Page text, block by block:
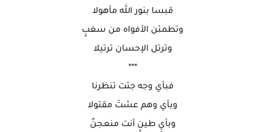
قبسا بنور الله مأهولا
وتطمئن الأفواه من سغبٍ
وترتل الإحسان ترتيلا
***
فبأي وجه جئت تنظرنا
وبأي وهم عشتَ مقتولا
وبأيِ طينٍ أنت منعجنٌ